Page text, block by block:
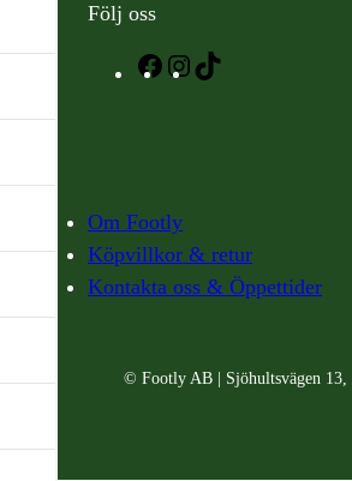
Följ oss
Facebook
Instagram
Om Footly
Köpvillkor & retur
Kontakta oss & Öppettider
© Footly AB | Sjöhultsvägen 13,